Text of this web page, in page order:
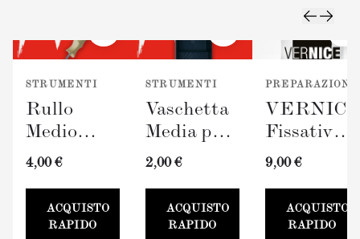
STRUMENTI
Rullo
Medio
TERRAVERDE
4,00 €
ACQUISTO
RAPIDO
STRUMENTI
Vaschetta
Media per
Pittura
100mm
2,00 €
ACQUISTO
RAPIDO
PREPARAZIONE
Fissativo
(300ml)
9,00 €
ACQUISTO
RAPIDO